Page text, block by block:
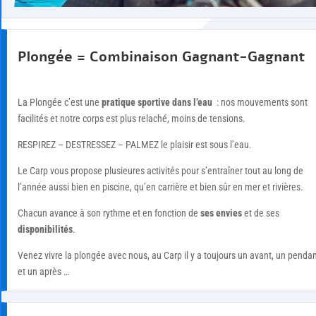
Plongée = Combinaison Gagnant-Gagnant
La Plongée c’est une pratique sportive dans l’eau : nos mouvements sont
facilités et notre corps est plus relaché, moins de tensions.
RESPIREZ – DESTRESSEZ – PALMEZ le plaisir est sous l’eau.
Le Carp vous propose plusieures activités pour s’entraîner tout au long de
l’année aussi bien en piscine, qu’en carrière et bien sûr en mer et rivières.
Chacun avance à son rythme et en fonction de ses envieset de ses
disponibilités.
Venez vivre la plongée avec nous, au Carp il y a toujours un avant, un
et un après …